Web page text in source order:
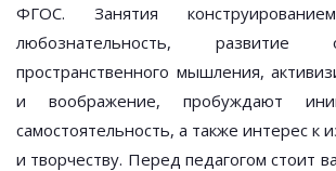
ФГОС. Занятия
любознательность,
пространственного мышления,
и воображение, пробуждают
самостоятельность, а также интерес к
и творчеству. Перед педагогом стоит